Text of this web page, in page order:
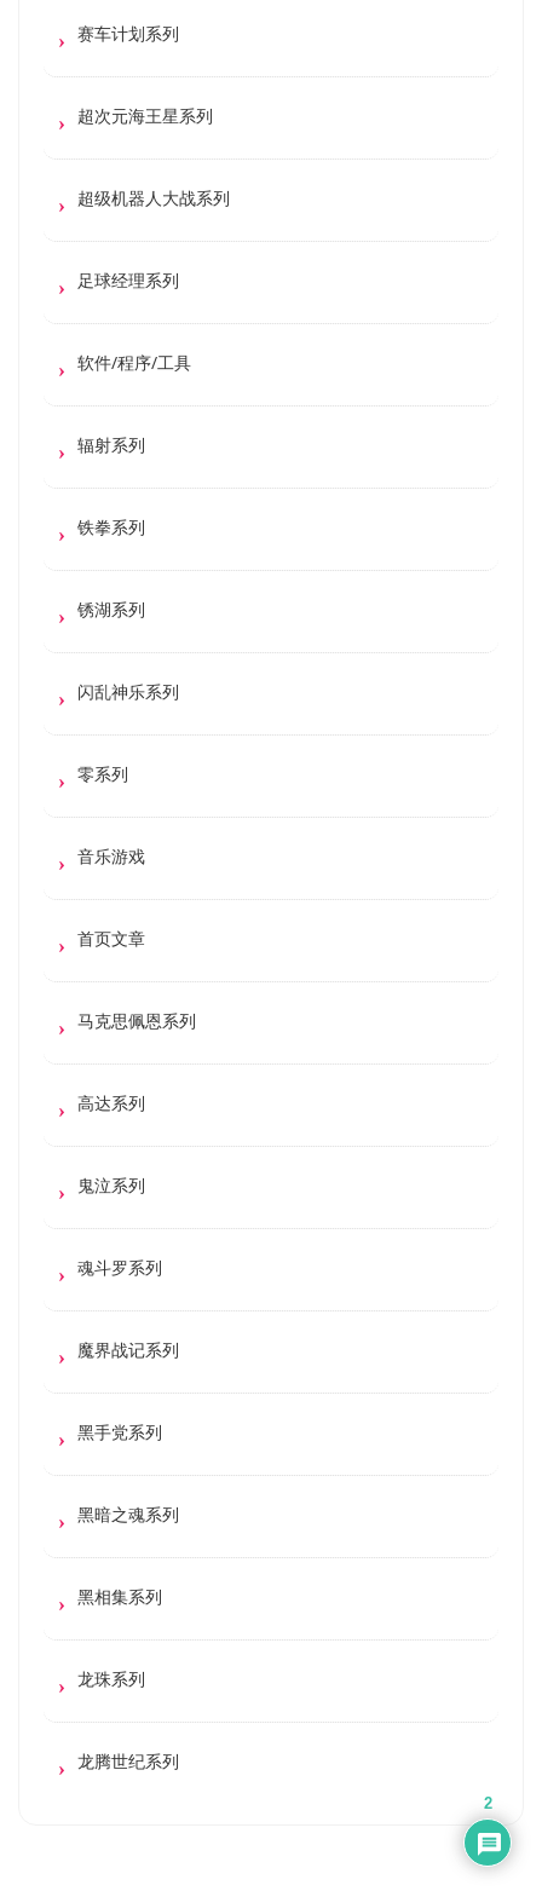
赛车计划系列
超次元海王星系列
超级机器人大战系列
足球经理系列
软件/程序/工具
辐射系列
铁拳系列
锈湖系列
闪乱神乐系列
零系列
音乐游戏
首页文章
马克思佩恩系列
高达系列
鬼泣系列
魂斗罗系列
魔界战记系列
黑手党系列
黑暗之魂系列
黑相集系列
龙珠系列
龙腾世纪系列
2